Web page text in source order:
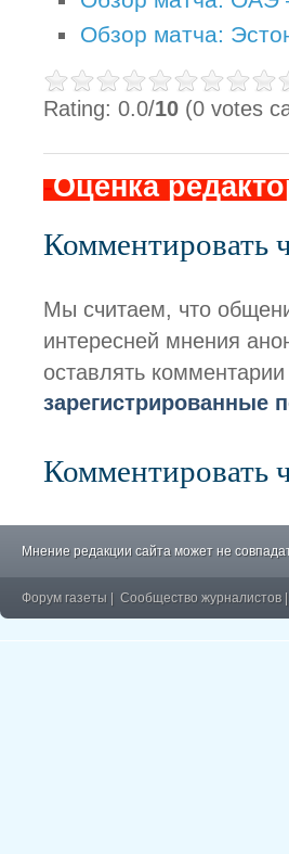
Обзор матча:
Rating: 0.0/10 (0 votes
-Оценка
Мы считаем, что
интересней мнения
оставлять
зарегистрированные
Мнение редакции сайта может не
Форум газеты | Сообщество журналистов |
�